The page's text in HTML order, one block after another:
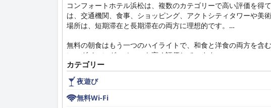
コンフォートホテル浜松は、複数のカテゴリーで高い評価を
は、交通機関、食事、ショッピング、アクトシティタワーや美
場所は、短期滞在と長期滞在の両方に理想的です。
無料の朝食はもう一つのハイライトで、和食と洋食の両方を含
ンのダイニングスペースを高く評価しています。
ゲストのレビューでは、バスルームが小さいという言及が時々
と実用的なレイアウトと相まって、快適な滞在を保証します。
り、新鮮で魅力的な雰囲気を作り出しています。
カテゴリー
夜遊び
無料Wi-Fi